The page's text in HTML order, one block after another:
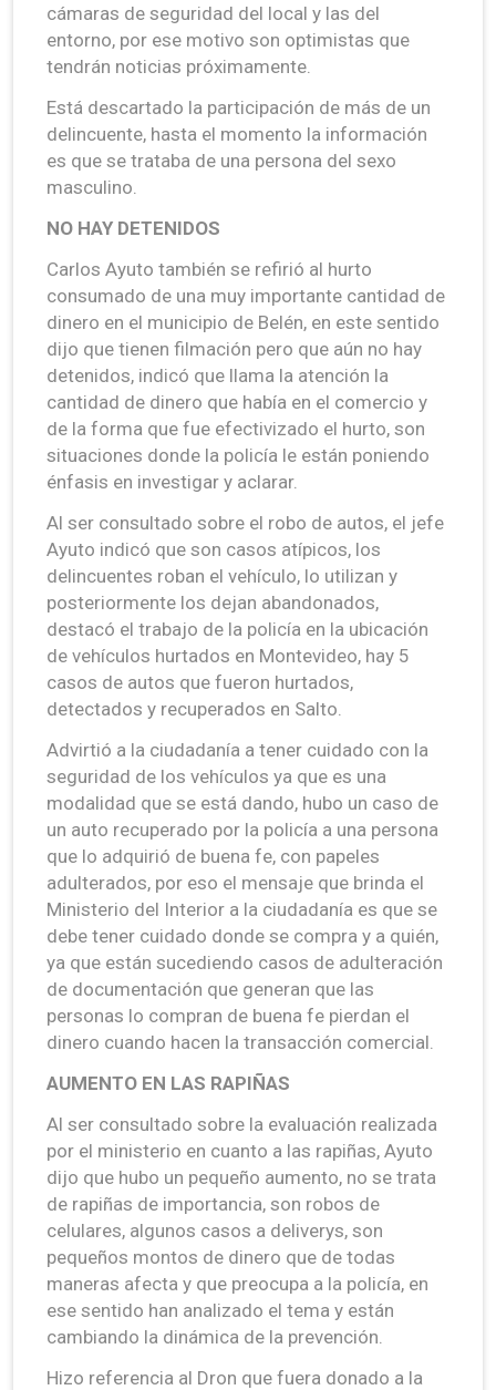
cámaras de seguridad del local y las del
entorno, por ese motivo son optimistas que
tendrán noticias próximamente.
Está descartado la participación de más de un
delincuente, hasta el momento la información
es que se trataba de una persona del sexo
masculino.
NO HAY DETENIDOS
Carlos Ayuto también se refirió al hurto
consumado de una muy importante cantidad de
dinero en el municipio de Belén, en este sentido
dijo que tienen filmación pero que aún no hay
detenidos, indicó que llama la atención la
cantidad de dinero que había en el comercio y
de la forma que fue efectivizado el hurto, son
situaciones donde la policía le están poniendo
énfasis en investigar y aclarar.
Al ser consultado sobre el robo de autos, el jefe
Ayuto indicó que son casos atípicos, los
delincuentes roban el vehículo, lo utilizan y
posteriormente los dejan abandonados,
destacó el trabajo de la policía en la ubicación
de vehículos hurtados en Montevideo, hay 5
casos de autos que fueron hurtados,
detectados y recuperados en Salto.
Advirtió a la ciudadanía a tener cuidado con la
seguridad de los vehículos ya que es una
modalidad que se está dando, hubo un caso de
un auto recuperado por la policía a una persona
que lo adquirió de buena fe, con papeles
adulterados, por eso el mensaje que brinda el
Ministerio del Interior a la ciudadanía es que se
debe tener cuidado donde se compra y a quién,
ya que están sucediendo casos de adulteración
de documentación que generan que las
personas lo compran de buena fe pierdan el
dinero cuando hacen la transacción comercial.
AUMENTO EN LAS RAPIÑAS
Al ser consultado sobre la evaluación realizada
por el ministerio en cuanto a las rapiñas, Ayuto
dijo que hubo un pequeño aumento, no se trata
de rapiñas de importancia, son robos de
celulares, algunos casos a deliverys, son
pequeños montos de dinero que de todas
maneras afecta y que preocupa a la policía, en
ese sentido han analizado el tema y están
cambiando la dinámica de la prevención.
Hizo referencia al Dron que fuera donado a la